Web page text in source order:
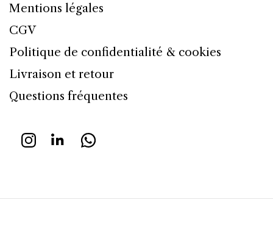
Mentions légales
CGV
Politique de confidentialité & cookies
Livraison et retour
Questions fréquentes